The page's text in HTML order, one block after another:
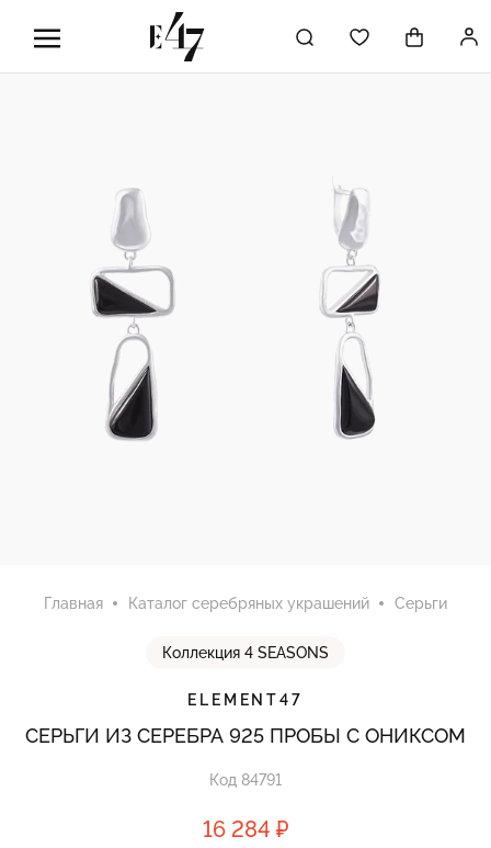
Главная Каталог серебряных украшений Серьги
Коллекция 4 SEASONS
ELEMENT47
СЕРЬГИ ИЗ СЕРЕБРА 925 ПРОБЫ С ОНИКСОМ
Код 84791
16 284 ₽